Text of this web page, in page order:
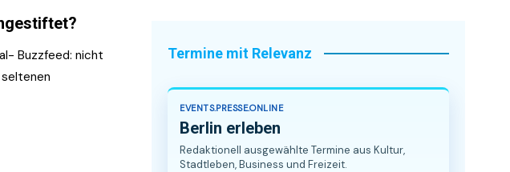
Buzzfeed: nicht
Termine mit Relevanz
EVENTS.PRESSE.ONLINE
Berlin erleben
Redaktionell ausgewählte Termine aus Kultur,
Stadtleben, Business und Freizeit.